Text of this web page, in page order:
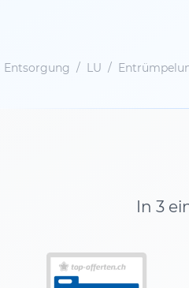
Entsorgung / LU /
In 3